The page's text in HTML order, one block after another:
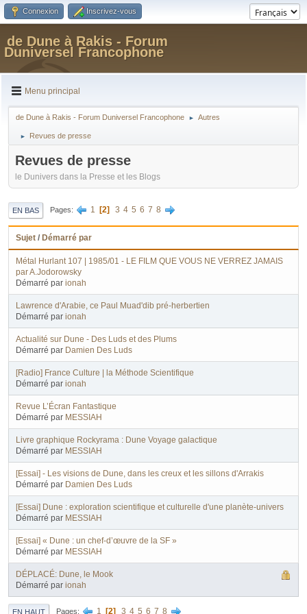
Connexion Inscrivez-vous
de Dune à Rakis - Forum
Duniversel Francophone
Menu principal
de Dune à Rakis - Forum Duniversel Francophone ► Autres
► Revues de presse
Revues de presse
le Dunivers dans la Presse et les Blogs
EN BAS Pages 1 2 3 4 5 6 7 8
Sujet / Démarré par
Métal Hurlant 107 | 1985/01 - LE FILM QUE VOUS NE VERREZ JAMAIS
par A.Jodorowsky
Démarré par ionah
Lawrence d'Arabie, ce Paul Muad'dib pré-herbertien
Démarré par ionah
Actualité sur Dune - Des Luds et des Plums
Démarré par Damien Des Luds
[Radio] France Culture | la Méthode Scientifique
Démarré par ionah
Revue L’Écran Fantastique
Démarré par MESSIAH
Livre graphique Rockyrama : Dune Voyage galactique
Démarré par MESSIAH
[Essai] - Les visions de Dune, dans les creux et les sillons d'Arrakis
Démarré par Damien Des Luds
[Essai] Dune : exploration scientifique et culturelle d'une planète-univers
Démarré par MESSIAH
[Essai] « Dune : un chef-d’œuvre de la SF »
Démarré par MESSIAH
DÉPLACÉ: Dune, le Mook
Démarré par ionah
EN HAUT Pages 1 2 3 4 5 6 7 8